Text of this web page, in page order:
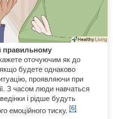
правильному
оточуючим як до
будете однаково
проявляючи при
З часом люди навчаться
і рідше будуть
емоційного тиску.[6]